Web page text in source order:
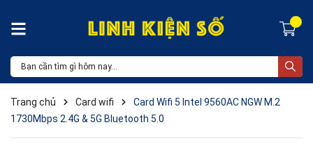
Trang chủ Card wifi
Card Wifi 5 Intel 9560AC NGW M.2
1730Mbps 2.4G & 5G Bluetooth 5.0